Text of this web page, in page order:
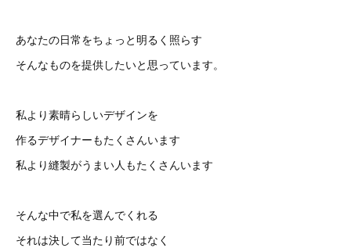
あなたの日常をちょっと明るく照らす
そんなものを提供したいと思っています。
私より素晴らしいデザインを
作るデザイナーもたくさんいます
私より縫製がうまい人もたくさんいます
そんな中で私を選んでくれる
それは決して当たり前ではなく